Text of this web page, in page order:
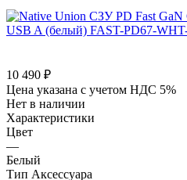
10 490 ₽
Цена указана с учетом НДС 5%
Нет в наличии
Характеристики
Цвет
—
Белый
Тип Аксессуара